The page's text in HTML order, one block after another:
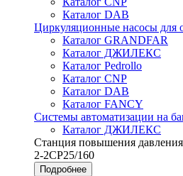
Каталог DAB
Циркуляционные насосы для
Каталог GRANDFAR
Каталог ДЖИЛЕКС
Каталог Pedrollo
Каталог CNP
Каталог DAB
Каталог FANCY
Системы автоматизации на
Каталог ДЖИЛЕКС
Станция повышения давления
2-2CP25/160
Подробнее